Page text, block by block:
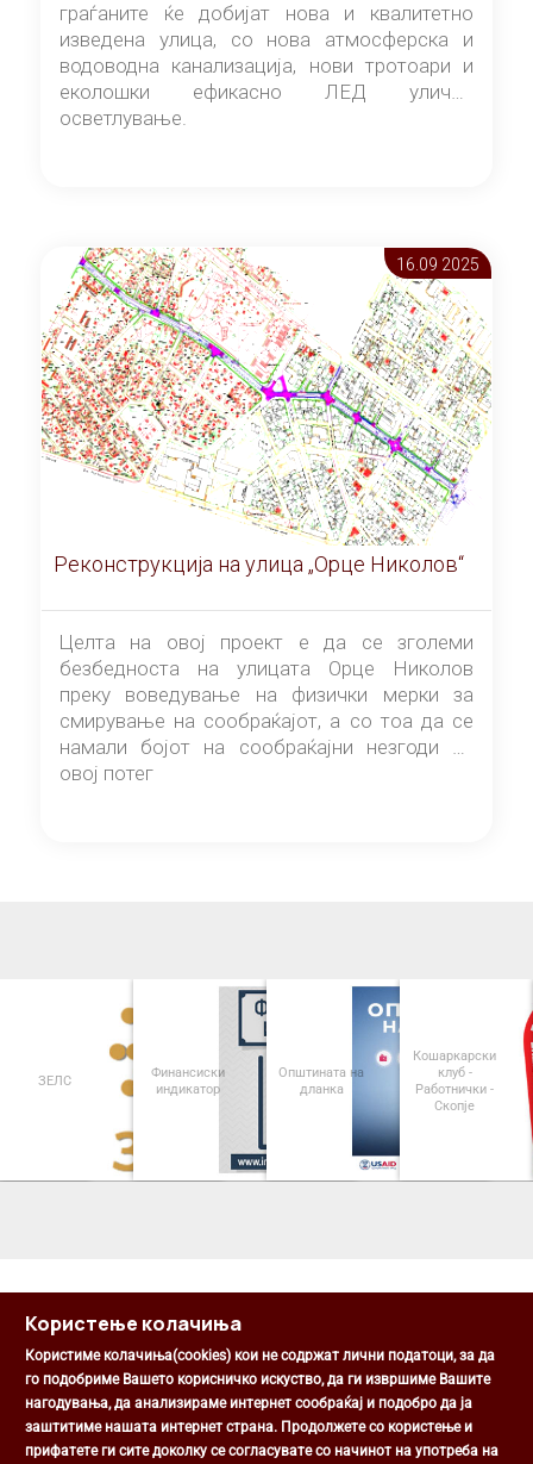
граѓаните ќе добијат нова и квалитетно
изведена улица, со нова атмосферска и
водоводна канализација, нови тротоари и
еколошки ефикасно ЛЕД улично
осветлување.
16.09 2025
Реконструкција на улица „Орце Николов“
Целта на овој проект е да се зголеми
безбедноста на улицата Орце Николов
преку воведување на физички мерки за
смирување на сообраќајот, а со тоа да се
намали бојот на сообраќајни незгоди на
овој потег
ЗЕЛС
Финансиски
индикатор
Општината на
дланка
Кошаркарски
клуб -
Работнички -
Скопје
Општина Центар
Михаил Цоков бр. 1, Скопје
Користење колачиња
Користиме колачиња(cookies) кои не содржат лични податоци, за да
го подобриме Вашето корисничко искуство, да ги извршиме Вашите
нагодувања, да анализираме интернет сообраќај и подобро да ја
заштитиме нашата интернет страна. Продолжете со користење и
прифатете ги сите доколку се согласувате со начинот на употреба на